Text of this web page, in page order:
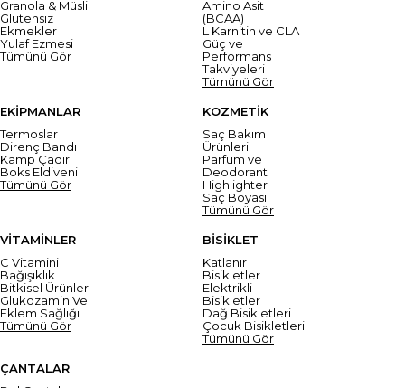
Granola & Müsli
Glutensiz
Ekmekler
Yulaf Ezmesi
Tümünü Gör
Amino Asit
(BCAA)
L Karnitin ve CLA
Güç ve
Performans
Takviyeleri
Tümünü Gör
EKİPMANLAR
Termoslar
Direnç Bandı
Kamp Çadırı
Boks Eldiveni
Tümünü Gör
KOZMETİK
Saç Bakım
Ürünleri
Parfüm ve
Deodorant
Highlighter
Saç Boyası
Tümünü Gör
VİTAMİNLER
C Vitamini
Bağışıklık
Bitkisel Ürünler
Glukozamin Ve
Eklem Sağlığı
Tümünü Gör
BİSİKLET
Katlanır
Bisikletler
Elektrikli
Bisikletler
Dağ Bisikletleri
Çocuk Bisikletleri
Tümünü Gör
ÇANTALAR